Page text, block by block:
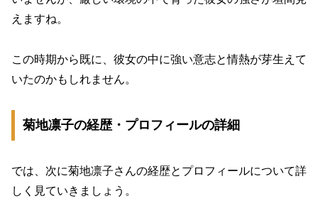
えますね。
この時期から既に、彼女の中に強い意志と情熱が芽生えて
いたのかもしれません。
菊地凛子の経歴・プロフィールの詳細
では、次に菊地凛子さんの経歴とプロフィールについて詳
しく見ていきましょう。